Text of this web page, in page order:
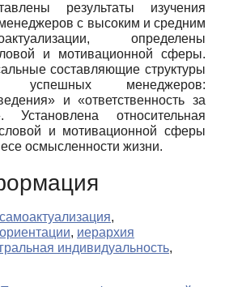
результаты изучения
с высоким и средним
определены
и мотивационной сферы.
составляющие структуры
успешных менеджеров:
и «ответственность за
Установлена относительная
и мотивационной сферы
осмысленности жизни.
самоактуализация,
, иерархия
индивидуальность,